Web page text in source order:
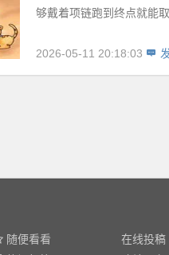
够戴着项链跑到终点就能取
2026-05-11 20:18:03
随便看看
在线投稿